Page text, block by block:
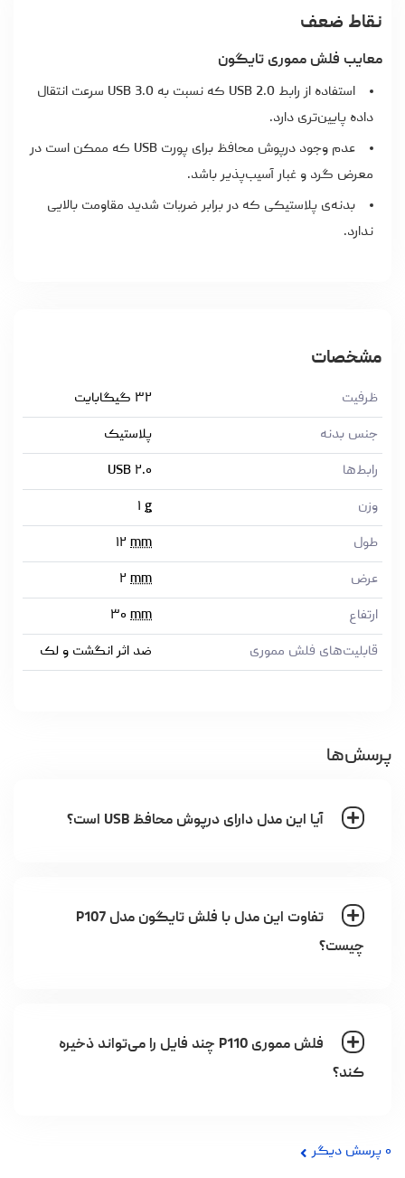
نقاط ضعف
معایب فلش مموری تایگون
استفاده از رابط USB 2.0 که نسبت به USB 3.0 سرعت انتقال
داده پایین‌تری دارد.
عدم وجود درپوش محافظ برای پورت USB که ممکن است در
معرض گرد و غبار آسیب‌پذیر باشد.
بدنه‌ی پلاستیکی که در برابر ضربات شدید مقاومت بالایی
ندارد.
مشخصات
ظرفیت
۳۲ گیگابایت
جنس بدنه
پلاستیک
رابط‌ها
USB ۲.۰
وزن
۱ g
طول
۱۲ mm
عرض
۲ mm
ارتفاع
۳۰ mm
قابلیت‌های فلش مموری
ضد اثر انگشت و لک
پرسش‌ها
آیا این مدل دارای درپوش محافظ USB است؟
تفاوت این مدل با فلش تایگون مدل P107
چیست؟
فلش مموری P110 چند فایل را می‌تواند ذخیره
کند؟
۰ پرسش دیگر